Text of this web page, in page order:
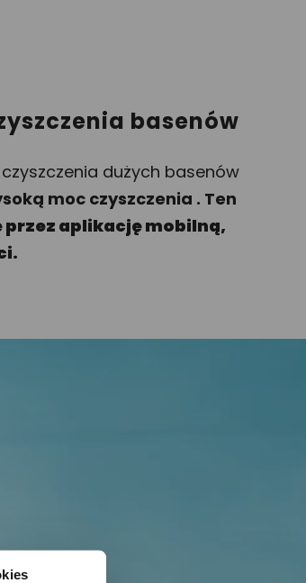
basenów
dużych basenów
moc czyszczenia . Ten
przez aplikację mobilną,